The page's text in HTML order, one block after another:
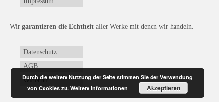
Wir garantieren die Echtheit aller Werke mit denen wir handeln.
Datenschutz
AGB
Widerruf
Durch die weitere Nutzung der Seite stimmen Sie der Verwendung
von Cookies zu.Weitere Informationen Akzeptieren